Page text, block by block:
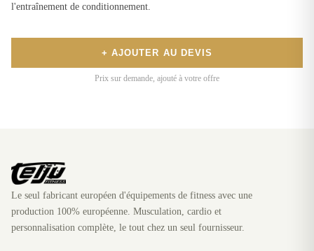
l'entraînement de conditionnement.
+ AJOUTER AU DEVIS
Prix sur demande, ajouté à votre offre
Le seul fabricant européen d'équipements de fitness avec une
production 100% européenne. Musculation, cardio et
personnalisation complète, le tout chez un seul fournisseur.